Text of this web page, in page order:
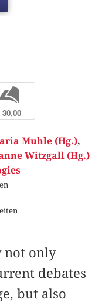
30,00
Muhle (Hg.),
Witzgall (Hg.)
not only
debates
but also